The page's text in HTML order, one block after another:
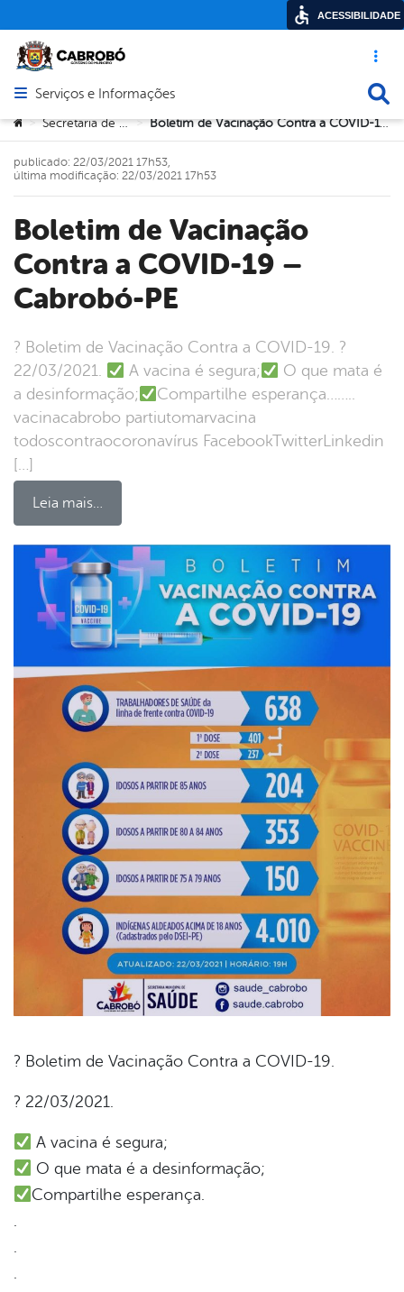
Acesso
Abrir menu principal de navegação
Serviços e Informações
Você está aqui:
> Secretaria de Saúde > Boletim de Vacinação Contra a COVID-19 – Cabrobó-PE
Boletim de Vacinação
Contra a COVID-19 –
Cabrobó-PE
? Boletim de Vacinação Contra a COVID-19. ?
22/03/2021.
A vacina é segura;
O que mata é
a desinformação;
Compartilhe esperança……..
vacinacabrobo partiutomarvacina
todoscontraocoronavírus FacebookTwitterLinkedin
[…]
Leia mais…
publicado: 22/03/2021 17h53,
última modificação: 22/03/2021 17h53
? Boletim de Vacinação Contra a COVID-19.
? 22/03/2021.
A vacina é segura;
O que mata é a desinformação;
Compartilhe esperança.
ACESSIBILIDADE